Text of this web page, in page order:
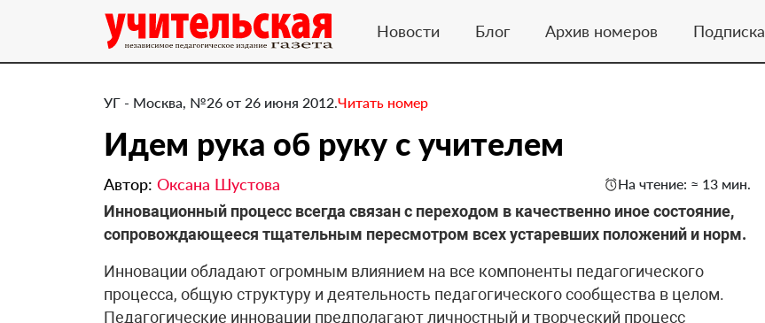
Новости Блог Архив номеров Подписка
УГ - Москва, №26 от 26 июня 2012.Читать номер
Идем рука об руку с учителем
Автор: Оксана Шустова На чтение: ≈ 13 мин.
​Инновационный процесс всегда связан с переходом в качественно иное состояние,
сопровождающееся тщательным пересмотром всех устаревших положений и норм.
Инновации обладают огромным влиянием на все компоненты педагогического
процесса, общую структуру и деятельность педагогического сообщества в целом.
Педагогические инновации предполагают личностный и творческий процесс